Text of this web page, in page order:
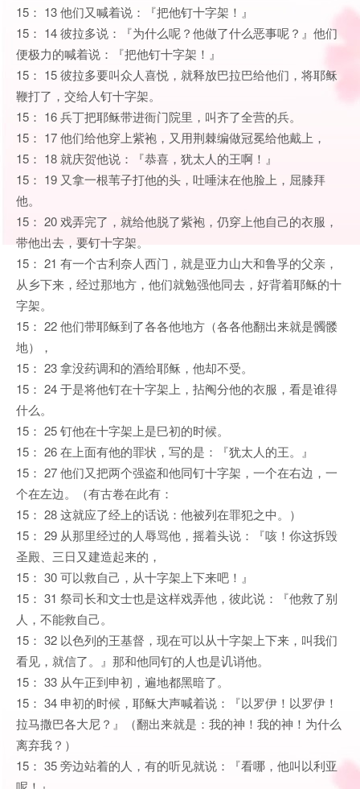
15： 13 他们又喊着说：『把他钉十字架！』
15： 14 彼拉多说：『为什么呢？他做了什么恶事呢？』他们
便极力的喊着说：『把他钉十字架！』
15： 15 彼拉多要叫众人喜悦，就释放巴拉巴给他们，将耶稣
鞭打了，交给人钉十字架。
15： 16 兵丁把耶稣带进衙门院里，叫齐了全营的兵。
15： 17 他们给他穿上紫袍，又用荆棘编做冠冕给他戴上，
15： 18 就庆贺他说：『恭喜，犹太人的王啊！』
15： 19 又拿一根苇子打他的头，吐唾沫在他脸上，屈膝拜
他。
15： 20 戏弄完了，就给他脱了紫袍，仍穿上他自己的衣服，
带他出去，要钉十字架。
15： 21 有一个古利奈人西门，就是亚力山大和鲁孚的父亲，
从乡下来，经过那地方，他们就勉强他同去，好背着耶稣的十
字架。
15： 22 他们带耶稣到了各各他地方（各各他翻出来就是髑髅
地），
15： 23 拿没药调和的酒给耶稣，他却不受。
15： 24 于是将他钉在十字架上，拈阄分他的衣服，看是谁得
什么。
15： 25 钉他在十字架上是巳初的时候。
15： 26 在上面有他的罪状，写的是：『犹太人的王。』
15： 27 他们又把两个强盗和他同钉十字架，一个在右边，一
个在左边。（有古卷在此有：
15： 28 这就应了经上的话说：他被列在罪犯之中。）
15： 29 从那里经过的人辱骂他，摇着头说：『咳！你这拆毁
圣殿、三日又建造起来的，
15： 30 可以救自己，从十字架上下来吧！』
15： 31 祭司长和文士也是这样戏弄他，彼此说：『他救了别
人，不能救自己。
15： 32 以色列的王基督，现在可以从十字架上下来，叫我们
看见，就信了。』那和他同钉的人也是讥诮他。
15： 33 从午正到申初，遍地都黑暗了。
15： 34 申初的时候，耶稣大声喊着说：『以罗伊！以罗伊！
拉马撒巴各大尼？』（翻出来就是：我的神！我的神！为什么
离弃我？）
15： 35 旁边站着的人，有的听见就说：『看哪，他叫以利亚